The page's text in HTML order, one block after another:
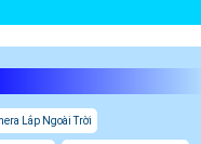
Lắp Ngoài Trời